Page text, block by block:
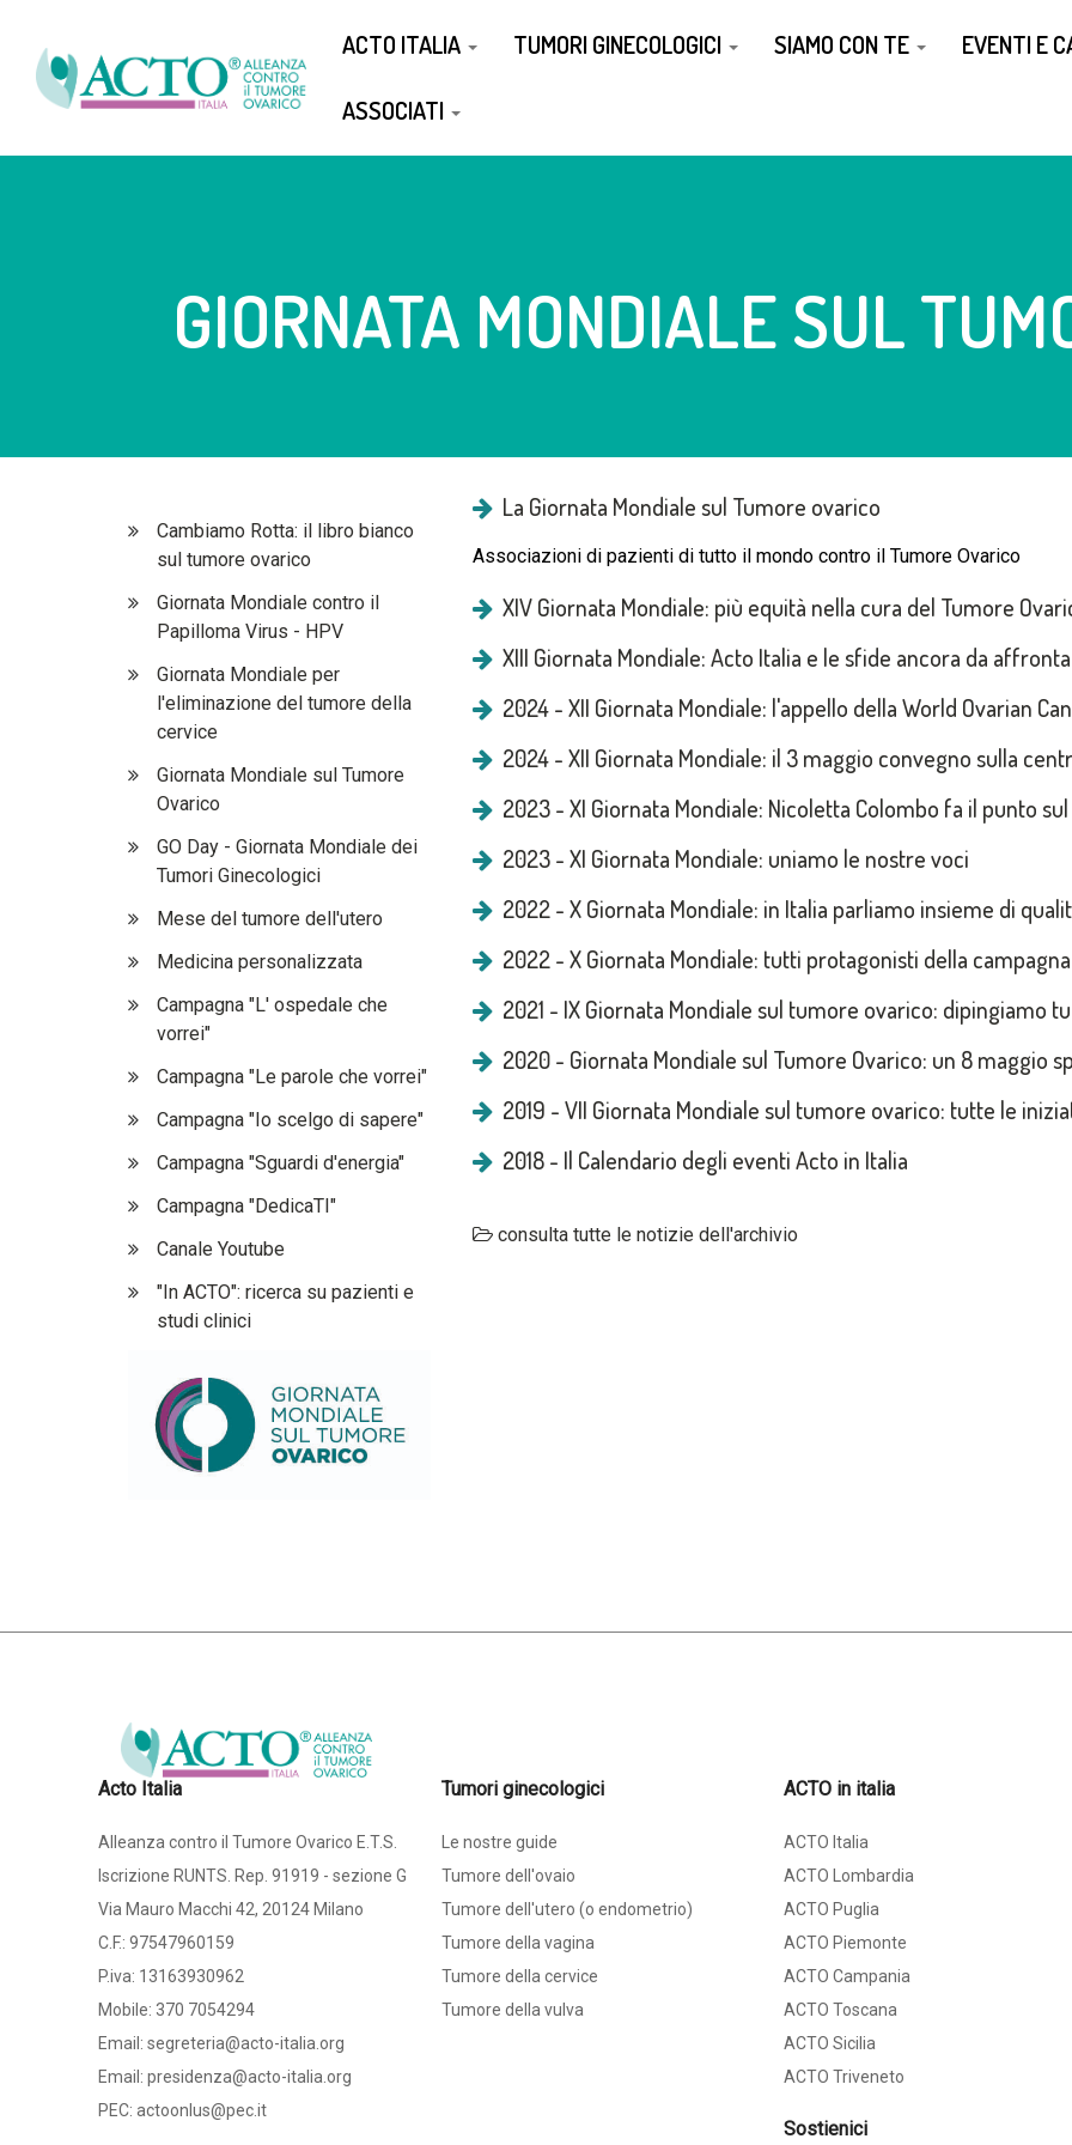
ACTO ITALIA TUMORI GINECOLOGICI SIAMO CON TE EVENTI E
ASSOCIATI
GIORNATA MONDIALE SUL
Cambiamo Rotta: il libro bianco
sul tumore ovarico
Giornata Mondiale contro il
Papilloma Virus - HPV
Giornata Mondiale per
l'eliminazione del tumore della
cervice
Giornata Mondiale sul Tumore
Ovarico
GO Day - Giornata Mondiale dei
Tumori Ginecologici
Mese del tumore dell'utero
Medicina personalizzata
Campagna "L' ospedale che
vorrei"
Campagna "Le parole che vorrei"
Campagna "Io scelgo di sapere"
Campagna "Sguardi d'energia"
Campagna "DedicaTI"
Canale Youtube
"In ACTO": ricerca su pazienti e
studi clinici
La Giornata Mondiale sul Tumore ovarico
Associazioni di pazienti di tutto il mondo contro il Tumore Ovarico
XIV Giornata Mondiale: più equità nella cura del Tumore
XIII Giornata Mondiale: Acto Italia e le sfide ancora da
2024 - XII Giornata Mondiale: l'appello della World Ovarian
2024 - XII Giornata Mondiale: il 3 maggio convegno sulla
2023 - XI Giornata Mondiale: Nicoletta Colombo fa il punto
2023 - XI Giornata Mondiale: uniamo le nostre voci
2022 - X Giornata Mondiale: in Italia parliamo insieme di
2022 - X Giornata Mondiale: tutti protagonisti della
2021 - IX Giornata Mondiale sul tumore ovarico: dipingiamo
2020 - Giornata Mondiale sul Tumore Ovarico: un 8 maggio
2019 - VII Giornata Mondiale sul tumore ovarico: tutte le
2018 - Il Calendario degli eventi Acto in Italia
consulta tutte le notizie dell'archivio
Acto Italia
Alleanza contro il Tumore Ovarico E.T.S.
Iscrizione RUNTS. Rep. 91919 - sezione G
Via Mauro Macchi 42, 20124 Milano
C.F.: 97547960159
P.iva: 13163930962
Mobile: 370 7054294
Email: segreteria@acto-italia.org
Email: presidenza@acto-italia.org
PEC: actoonlus@pec.it
Tumori ginecologici
Le nostre guide
Tumore dell'ovaio
Tumore dell'utero (o endometrio)
Tumore della vagina
Tumore della cervice
Tumore della vulva
ACTO in italia
ACTO Italia
ACTO Lombardia
ACTO Puglia
ACTO Piemonte
ACTO Campania
ACTO Toscana
ACTO Sicilia
ACTO Triveneto
Sostienici